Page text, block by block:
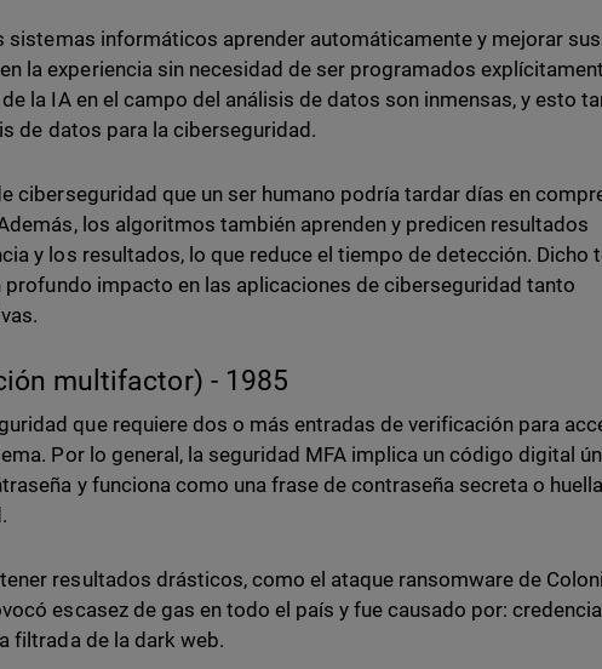
sistemas informáticos aprender automáticamente y mejorar sus
la experiencia sin necesidad de ser programados
la IA en el campo del análisis de datos son inmensas, y esto
de datos para la ciberseguridad.
ciberseguridad que un ser humano podría tardar días en
los algoritmos también aprenden y predicen resultados
y los resultados, lo que reduce el tiempo de detección. Dicho
profundo impacto en las aplicaciones de ciberseguridad tanto
multifactor) - 1985
que requiere dos o más entradas de verificación para
Por lo general, la seguridad MFA implica un código digital
y funciona como una frase de contraseña secreta o
resultados drásticos, como el ataque ransomware de
escasez de gas en todo el país y fue causado por:
filtrada de la dark web.